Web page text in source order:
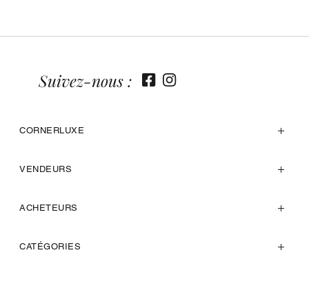
CORNERLUXE
VENDEURS
ACHETEURS
CATÉGORIES
Suivez-nous :